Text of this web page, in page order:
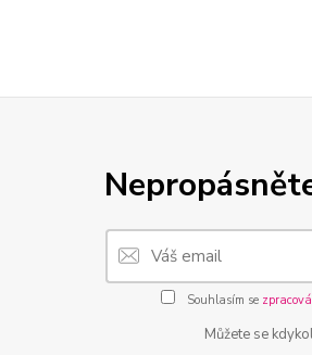
Souhlasím se
Můžete se